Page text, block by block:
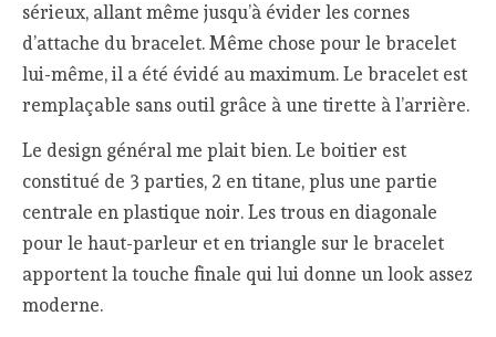
sérieux, allant même jusqu’à évider les cornes
d’attache du bracelet. Même chose pour le bracelet
lui-même, il a été évidé au maximum. Le bracelet est
remplaçable sans outil grâce à une tirette à l’arrière.
Le design général me plait bien. Le boitier est
constitué de 3 parties, 2 en titane, plus une partie
centrale en plastique noir. Les trous en diagonale
pour le haut-parleur et en triangle sur le bracelet
apportent la touche finale qui lui donne un look assez
moderne.